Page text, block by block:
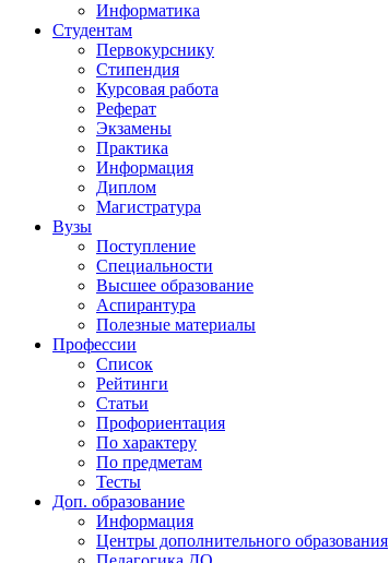
Информатика
Студентам
Первокурснику
Стипендия
Курсовая работа
Реферат
Экзамены
Практика
Информация
Диплом
Магистратура
Вузы
Поступление
Специальности
Высшее образование
Аспирантура
Полезные материалы
Профессии
Список
Рейтинги
Статьи
Профориентация
По характеру
По предметам
Тесты
Доп. образование
Информация
Центры дополнительного образования